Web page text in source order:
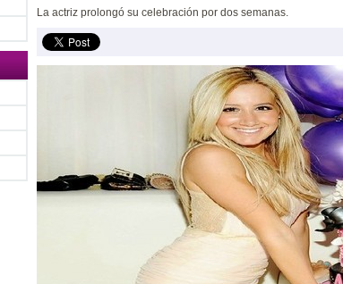
La actriz prolongó su celebración por dos semanas.